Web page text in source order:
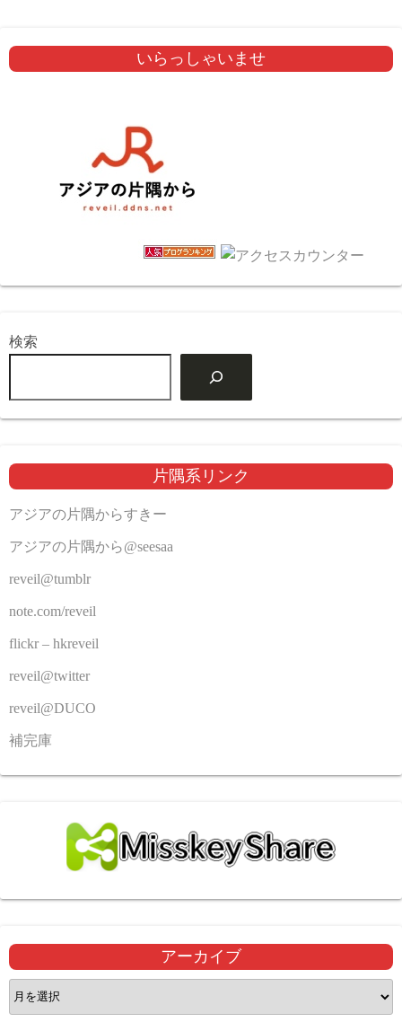
いらっしゃいませ
検索
片隅系リンク
アジアの片隅からすきー
アジアの片隅から@seesaa
reveil@tumblr
note.com/reveil
flickr – hkreveil
reveil@twitter
reveil@DUCO
補完庫
アーカイブ
ア
ー